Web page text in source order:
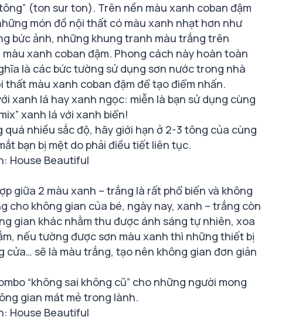
(ton sur ton). Trên nền màu xanh coban đậm
món đồ nội thất có màu xanh nhạt hơn như
bức ảnh, những khung tranh màu trắng trên
xanh coban đậm. Phong cách này hoàn toàn
là các bức tường sử dụng sơn nước trong nhà
thất màu xanh coban đậm để tạo điểm nhấn.
xanh lá hay xanh ngọc: miễn là bạn sử dụng cùng
xanh lá với xanh biển!
nhiều sắc độ, hãy giới hạn ở 2-3 tông của cùng
bạn bị mệt do phải điều tiết liên tục.
House Beautiful
giữa 2 màu xanh – trắng là rất phổ biến và không
cho không gian của bé, ngày nay, xanh – trắng còn
gian khác nhằm thu được ánh sáng tự nhiên, xoa
nếu tường được sơn màu xanh thì những thiết bị
cửa… sẽ là màu trắng, tạo nên không gian đơn giản
“không sai không cũ” cho những người mong
gian mát mẻ trong lành.
House Beautiful